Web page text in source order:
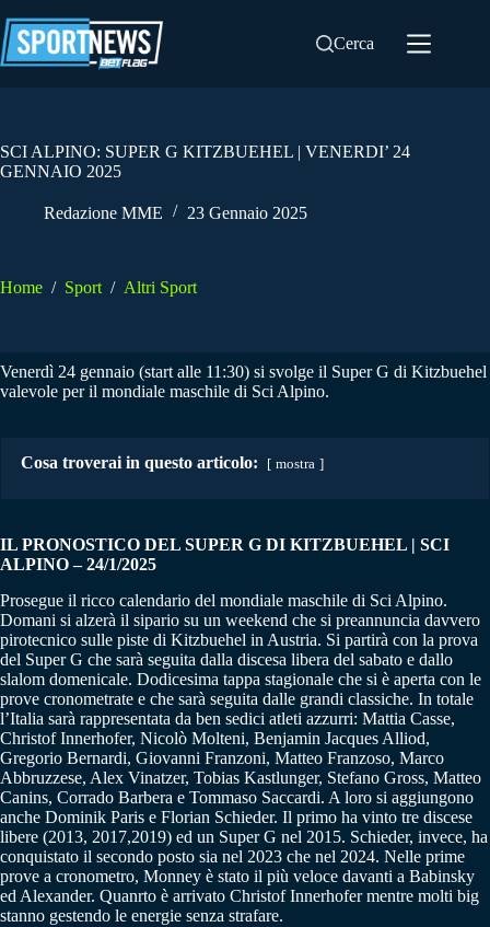
al
contenuto
Cerca
SCI ALPINO: SUPER G KITZBUEHEL | VENERDI’ 24
GENNAIO 2025
Redazione MME 23 Gennaio 2025
Home / Sport / Altri Sport
Venerdì 24 gennaio (start alle 11:30) si svolge il Super G di Kitzbuehel
valevole per il mondiale maschile di Sci Alpino.
Cosa troverai in questo articolo: mostra
IL PRONOSTICO DEL SUPER G DI KITZBUEHEL | SCI
ALPINO – 24/1/2025
Prosegue il ricco calendario del mondiale maschile di Sci Alpino.
Domani si alzerà il sipario su un weekend che si preannuncia davvero
pirotecnico sulle piste di Kitzbuehel in Austria. Si partirà con la prova
del Super G che sarà seguita dalla discesa libera del sabato e dallo
slalom domenicale. Dodicesima tappa stagionale che si è aperta con le
prove cronometrate e che sarà seguita dalle grandi classiche. In totale
l’Italia sarà rappresentata da ben sedici atleti azzurri: Mattia Casse,
Christof Innerhofer, Nicolò Molteni, Benjamin Jacques Alliod,
Gregorio Bernardi, Giovanni Franzoni, Matteo Franzoso, Marco
Abbruzzese, Alex Vinatzer, Tobias Kastlunger, Stefano Gross, Matteo
Canins, Corrado Barbera e Tommaso Saccardi. A loro si aggiungono
anche Dominik Paris e Florian Schieder. Il primo ha vinto tre discese
libere (2013, 2017,2019) ed un Super G nel 2015. Schieder, invece, ha
conquistato il secondo posto sia nel 2023 che nel 2024. Nelle prime
prove a cronometro, Monney è stato il più veloce davanti a Babinsky
ed Alexander. Quanrto è arrivato Christof Innerhofer mentre molti big
stanno gestendo le energie senza strafare.